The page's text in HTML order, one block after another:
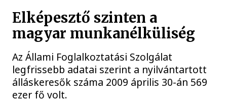
Elképesztő szinten a
magyar munkanélküliség
Az Állami Foglalkoztatási Szolgálat
legfrissebb adatai szerint a nyilvántartott
álláskeresők száma 2009 április 30-án 569
ezer fő volt.